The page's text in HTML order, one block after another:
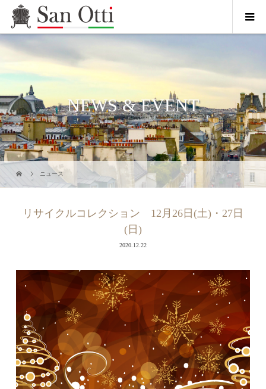
NEWS & EVENT
ニュース
リサイクルコレクション 12月26日(土)・27日
(日)
2020.12.22